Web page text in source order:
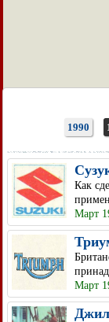
1990
Как
Март
Март